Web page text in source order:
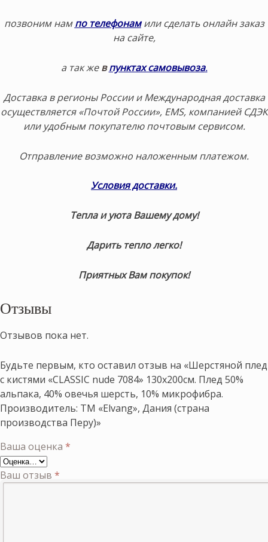
позвоним нампо телефонамили сделать онлайн заказ
на сайте,
а так жевпунктах самовывоза.
Доставка в регионы России и Международная доставка
осуществляется «Почтой России», EMS, компанией СДЭК
или удобным покупателю почтовым сервисом.
Отправление возможно наложенным платежом.
Условия доставки.
Тепла и уюта Вашему дому!
Дарить тепло легко!
Приятных Вам покупок!
Отзывы
Отзывов пока нет.
Будьте первым, кто оставил отзыв на «Шерстяной плед
с кистями «CLASSIC nude 7084» 130х200см. Плед 50%
альпака, 40% овечья шерсть, 10% микрофибра.
Производитель: ТМ «Elvang», Дания (страна
производства Перу)»
Ваша оценка *
Ваш отзыв *